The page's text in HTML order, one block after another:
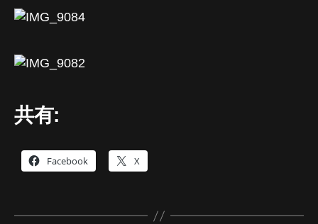
共有:
Facebook X